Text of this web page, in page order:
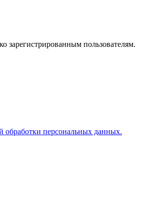
зарегистрированным пользователям.
обработки персональных данных.